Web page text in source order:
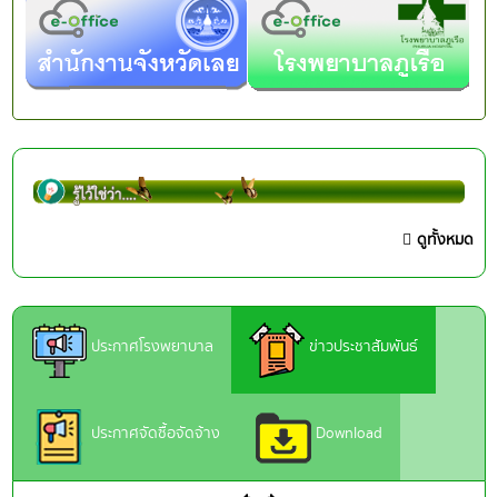
ดูทั้งหมด
ประกาศโรงพยาบาล ข่าวประชาสัมพันธ์
ประกาศจัดซื้อจัดจ้าง Download